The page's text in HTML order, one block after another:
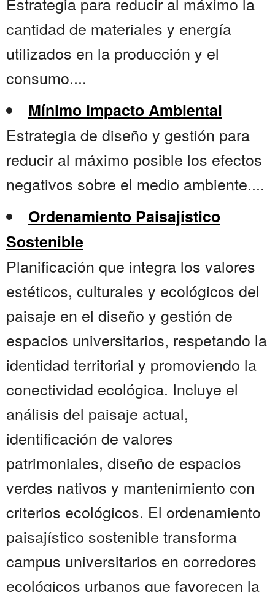
cantidad de materiales y energía
utilizados en la producción y el
consumo....
Mínimo Impacto Ambiental
Estrategia de diseño y gestión para
reducir al máximo posible los efectos
negativos sobre el medio ambiente....
Ordenamiento Paisajístico
Sostenible
Planificación que integra los valores
estéticos, culturales y ecológicos del
paisaje en el diseño y gestión de
espacios universitarios, respetando la
identidad territorial y promoviendo la
conectividad ecológica. Incluye el
análisis del paisaje actual,
identificación de valores
patrimoniales, diseño de espacios
verdes nativos y mantenimiento con
criterios ecológicos. El ordenamiento
paisajístico sostenible transforma
campus universitarios en corredores
ecológicos urbanos que favorecen la